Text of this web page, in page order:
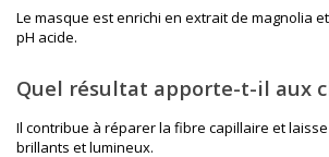
Le masque est enrichi en extrait de magnolia
pH acide.
Quel résultat apporte-t-il aux
Il contribue à réparer la fibre capillaire et
brillants et lumineux.